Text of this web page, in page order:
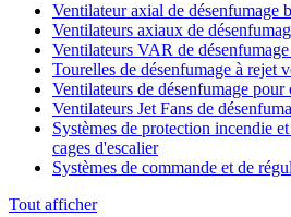
Ventilateur axial de désenfumage
Ventilateurs axiaux de
Ventilateurs VAR de
Tourelles de désenfumage à rejet
Ventilateurs de désenfumage
Ventilateurs Jet Fans de
Systèmes de protection incendie
cages d'escalier
Systèmes de commande et de
Tout afficher